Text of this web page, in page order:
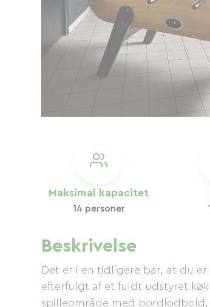
Maksimal kapacitet
14 personer
Beskrivelse
Det er i en tidligere bar, at du
efterfulgt af et fuldt udstyret
spilleområde med bordfodbold,